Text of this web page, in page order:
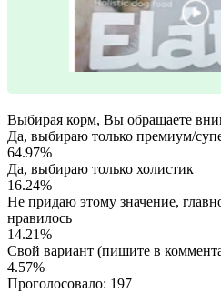
Выбирая корм, Вы обращаете
Да, выбираю только премиум/
64.97%
Да, выбираю только холистик
16.24%
Не придаю этому значение,
нравилось
14.21%
Свой вариант (пишите в
4.57%
Проголосовало: 197